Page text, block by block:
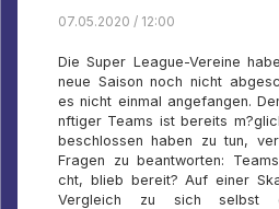
07.05.2020 / 12:00
Die Super League-Vereine
neue Saison noch nicht
es nicht einmal angefangen.
nftiger Teams ist bereits
beschlossen haben zu tun,
Fragen zu beantworten:
cht, blieb bereit? Auf einer
Vergleich zu sich selbst